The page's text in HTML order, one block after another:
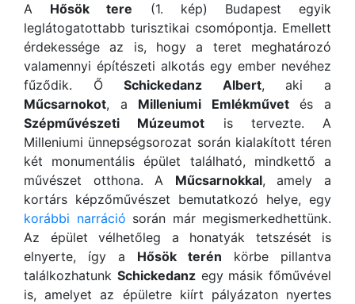
A Hősök tere (1. kép) Budapest egyik
leglátogatottabb turisztikai csomópontja. Emellett
érdekessége az is, hogy a teret meghatározó
valamennyi építészeti alkotás egy ember nevéhez
fűződik. ŐSchickedanz Albert, aki a
Műcsarnokot, a Milleniumi Emlékművetés a
Szépművészeti Múzeumot is tervezte. A
Milleniumi ünnepségsorozat során kialakított téren
két monumentális épület található, mindkettő a
művészet otthona. A Műcsarnokkal, amely a
kortárs képzőművészet bemutatkozó helye, egy
korábbi narráció során már megismerkedhettünk.
Az épület vélhetőleg a honatyák tetszését is
elnyerte, így a Hősök terén körbe pillantva
találkozhatunk Schickedanzegy másik főművével
is, amelyet az épületre kiírt pályázaton nyertes